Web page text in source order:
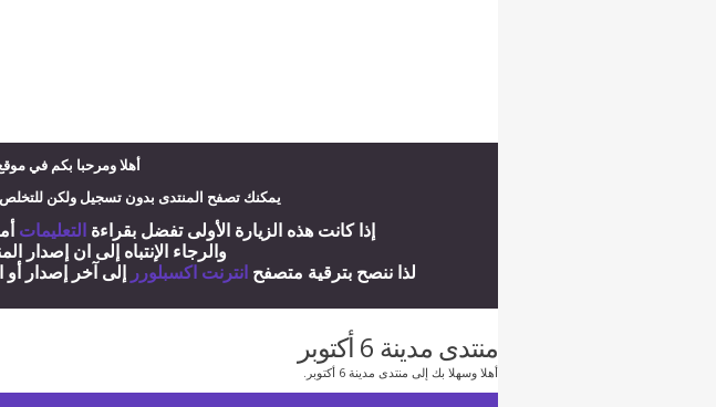
أهلا ومرحبا بكم في
يمكنك تصفح المنتدى بدون تسجيل ولكن للتخلص
إذا كانت هذه الزيارة الأولى تفضل بقراءة التعليمات
والرجاء الإنتباه إلى ان إصدار
لذا ننصح بترقية متصفح انترنت اكسبلورر إلى آخر إصدار أو
منتدى مدينة 6 أكتوبر
أهلا وسهلا بك إلى منتدى مدينة 6 أكتوبر.